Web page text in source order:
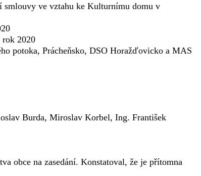
smlouvy ve vztahu ke Kulturnímu domu v
rok 2020
potoka, Prácheňsko, DSO Horažďovicko a MAS
Burda, Miroslav Korbel, Ing. František
obce na zasedání. Konstatoval, že je přítomna